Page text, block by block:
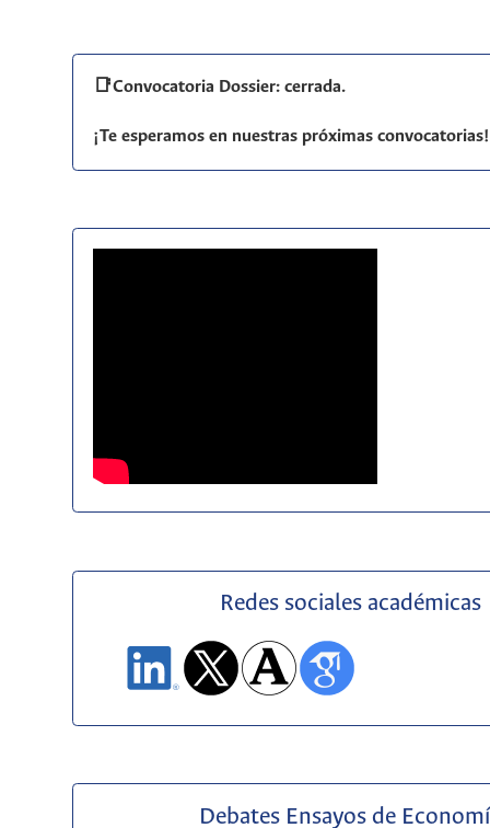
📑Convocatoria Dossier: cerrada.
¡Te esperamos en nuestras próximas
Redes sociales académicas
Debates Ensayos de